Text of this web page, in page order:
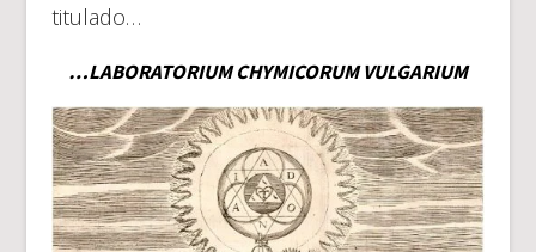
titulado…
…LABORATORIUM CHYMICORUM VULGARIUM